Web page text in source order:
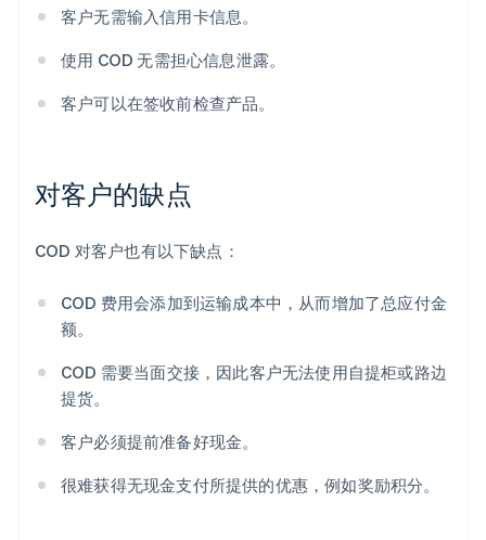
客户无需输入信用卡信息。
使用 COD 无需担心信息泄露。
客户可以在签收前检查产品。
对客户的缺点
COD 对客户也有以下缺点：
COD 费用会添加到运输成本中，从而增加了总应付金
额。
COD 需要当面交接，因此客户无法使用自提柜或路边
提货。
客户必须提前准备好现金。
很难获得无现金支付所提供的优惠，例如奖励积分。